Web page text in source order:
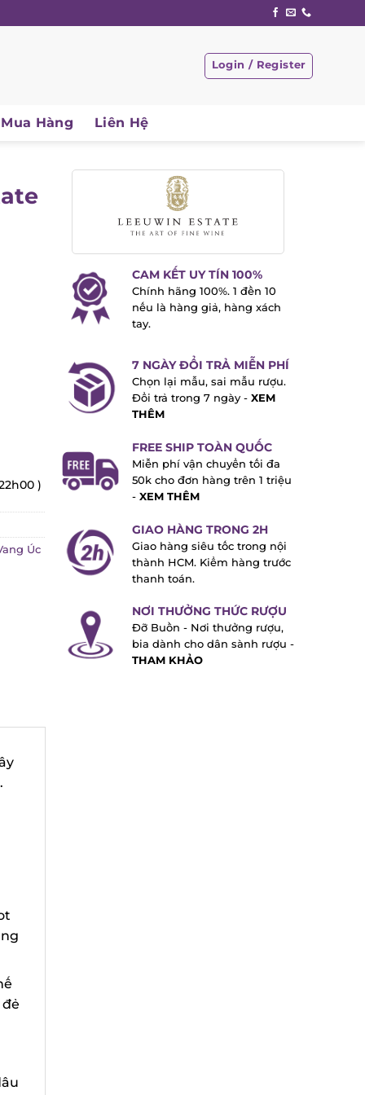
Login / Register
Hàng Liên Hệ
)
Úc
CAM KẾT UY TÍN 100%
Chính hãng 100%. 1 đền 10
nếu là hàng giả, hàng xách
tay.
7 NGÀY ĐỔI TRẢ MIỄN PHÍ
Chọn lại mẫu, sai mẫu rượu.
Đổi trả trong 7 ngày -XEM
THÊM
FREE SHIP TOÀN QUỐC
Miễn phí vận chuyển tối đa
50k cho đơn hàng trên 1 triệu
XEM THÊM
GIAO HÀNG TRONG 2H
Giao hàng siêu tốc trong nội
thành HCM. Kiểm hàng trước
thanh toán.
NƠI THƯỞNG THỨC RƯỢU
Đỡ Buồn - Nơi thưởng rượu,
bia dành cho dân sành rượu -
THAM KHẢO